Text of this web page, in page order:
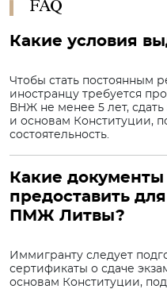
FAQ
Какие условия
Чтобы стать постоянным
иностранцу требуется
ВНЖ не менее 5 лет,
и основам Конституции,
состоятельность.
Какие документы
предоставить
ПМЖ Литвы?
Иммигранту следует
сертификаты о сдаче
основам Конституции,